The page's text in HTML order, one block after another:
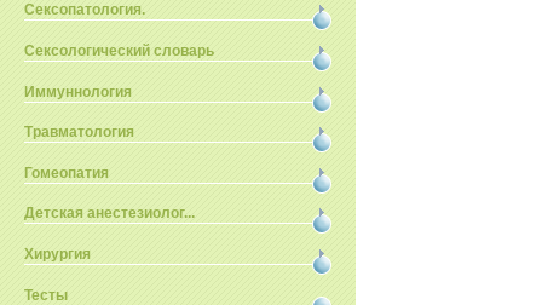
Сексопатология.
Сексологический словарь
Иммуннология
Травматология
Гомеопатия
Детская анестезиолог...
Хирургия
Тесты